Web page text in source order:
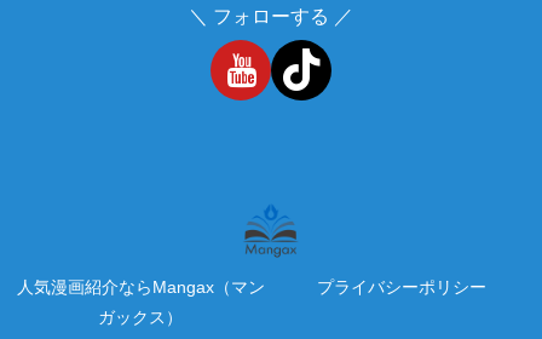
＼ フォローする ／
人気漫画紹介ならMangax（マン
ガックス）
プライバシーポリシー